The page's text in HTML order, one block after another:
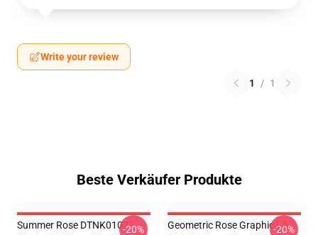
Write your review
1 / 1
Beste Verkäufer Produkte
Summer Rose DTNK0107-20%
Geometric Rose Graphic LA
-20%